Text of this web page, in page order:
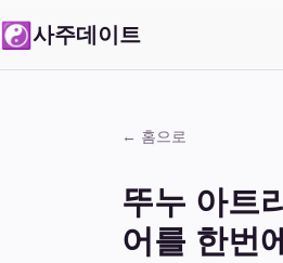
☯사주데이트
← 홈으로
뚜누 아트
어를 한번